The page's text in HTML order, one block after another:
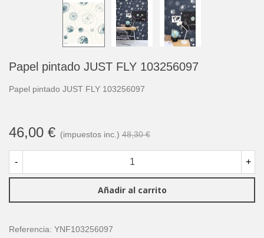
Papel pintado JUST FLY 103256097
Papel pintado JUST FLY 103256097
46,00 € (impuestos inc.) 48,30 €
- +
Añadir al carrito
Referencia: YNF103256097